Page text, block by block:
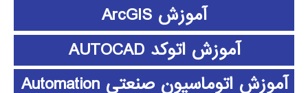
آموزش ArcGIS
آموزش اتوکد AUTOCAD
آموزش اتوماسیون صنعتی Automation